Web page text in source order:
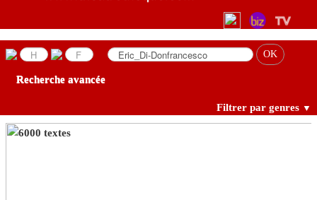
LES ANNONCES
Recherche avancée
Filtrer par genres ▼